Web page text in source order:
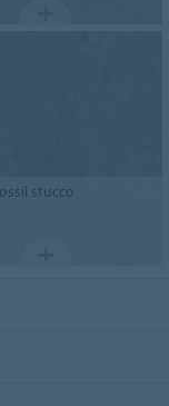
stucco